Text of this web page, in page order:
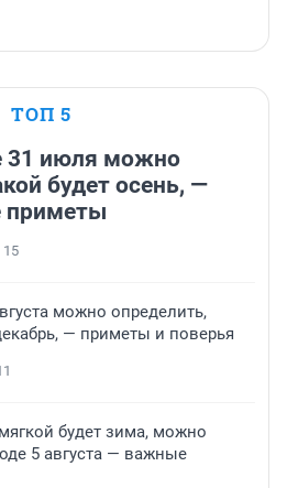
ТОП 5
31 июля можно
будет осень, —
приметы
15
можно определить,
— приметы и поверья
будет зима, можно
5 августа — важные